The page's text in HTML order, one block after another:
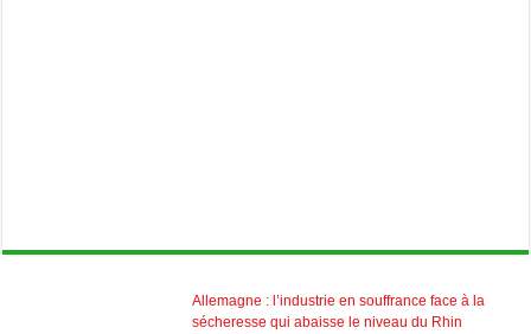
Allemagne : l’industrie en souffrance face à la
sécheresse qui abaisse le niveau du Rhin